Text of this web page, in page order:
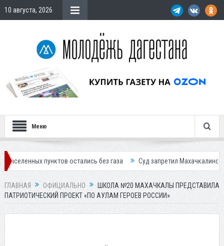
10 августа, 2026
Меню
пунктов остались без газа Суд запретил Махачкалинскому
ГЛАВНАЯ ОФИЦИАЛЬНО
ШКОЛА №20 МАХАЧКАЛЫ ПРЕДСТАВИЛА
ПАТРИОТИЧЕСКИЙ ПРОЕКТ «ПО АУЛАМ ГЕРОЕВ РОССИИ»